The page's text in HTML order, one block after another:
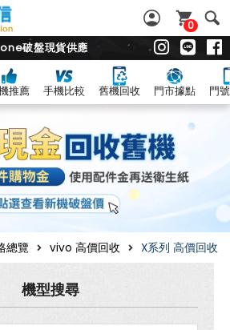
0
破盤現貨供應
推薦 手機比較 舊機回收 門市據點 門
總覽 vivo 高價回收 X系列 高價回收
機型搜尋